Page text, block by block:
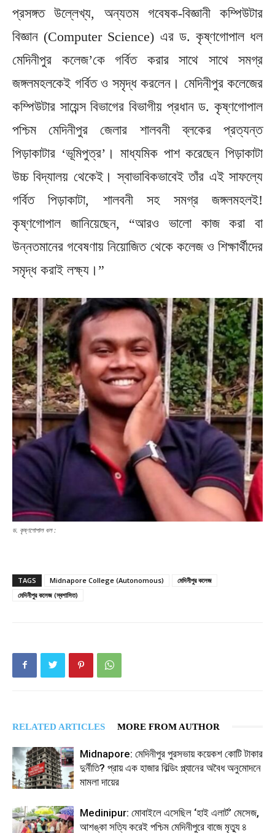
প্রসঙ্গত উল্লেখ্য, অন্যতম গবেষক-বিজ্ঞানী কম্পিউটার
বিজ্ঞান (Computer Science) এর ড. কৃষ্ণগোপাল ধল
মেদিনীপুর কলেজ’কে গর্বিত করার সাথে সাথে সমগ্র
জঙ্গলমহলকেই গর্বিত ও সমৃদ্ধ করলেন। মেদিনীপুর কলেজের
কম্পিউটার সায়েন্স বিভাগের বিভাগীয় প্রধান ড. কৃষ্ণগোপাল
পশ্চিম মেদিনীপুর জেলার শালবনী ব্লকের প্রত্যন্ত
পিড়াকাটার ‘ভূমিপুত্র’। মাধ্যমিক পাশ করেছেন পিড়াকাটা
উচ্চ বিদ্যালয় থেকেই। স্বাভাবিকভাবেই তাঁর এই সাফল্যে
গর্বিত পিড়াকাটা, শালবনী সহ সমগ্র জঙ্গলমহলই!
কৃষ্ণগোপাল জানিয়েছেন, “আরও ভালো কাজ করা বা
উন্নতমানের গবেষণায় নিয়োজিত থেকে কলেজ ও শিক্ষার্থীদের
সমৃদ্ধ করাই লক্ষ্য।”
ড. কৃষ্ণগোপাল ধল :
TAGS Midnapore College (Autonomous)
মেদিনীপুর কলেজ
মেদিনীপুর কলেজ (স্বশাসিত)
RELATED ARTICLES MORE FROM AUTHOR
Midnapore: মেদিনীপুর পুরসভায় কয়েকশ কোটি টাকার
দুর্নীতি? প্রায় এক হাজার বিল্ডিং প্ল্যানের অবৈধ অনুমোদনে
মামলা দায়ের
Medinipur: মোবাইলে এসেছিল ‘হাই এলার্ট’ মেসেজ,
আশঙ্কা সত্যি করেই পশ্চিম মেদিনীপুরে বাজে মৃত্যু ৪